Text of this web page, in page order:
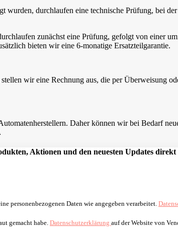
wurden, durchlaufen eine technische Prüfung, bei
zunächst eine Prüfung, gefolgt von einer
bieten wir eine 6-monatige Ersatzteilgarantie.
wir eine Rechnung aus, die per Überweisung
Daher können wir bei Bedarf
Aktionen und den neuesten Updates
personenbezogenen Daten wie angegeben verarbeitet.
gemacht habe. Datenschutzerklärung auf der Website von